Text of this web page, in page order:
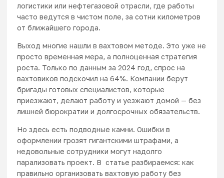
логистики или нефтегазовой отрасли, где работы
часто ведутся в чистом поле, за сотни километров
от ближайшего города.
Выход многие нашли в вахтовом методе. Это уже не
просто временная мера, а полноценная стратегия
роста. Только по данным за 2024 год, спрос на
вахтовиков подскочил на 64%. Компании берут
бригады готовых специалистов, которые
приезжают, делают работу и уезжают домой — без
лишней бюрократии и долгосрочных обязательств.
Но здесь есть подводные камни. Ошибки в
оформлении грозят гигантскими штрафами, а
недовольные сотрудники могут надолго
парализовать проект. В статье разбираемся: как
правильно организовать вахтовую работу без